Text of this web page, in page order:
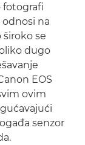
fotografi
odnosi na
široko se
dugo
EOS
ovim
senzor